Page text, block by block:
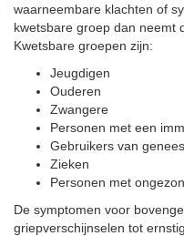
waarneembare klachten of
kwetsbare groep dan neemt
Kwetsbare groepen zijn:
Jeugdigen
Ouderen
Zwangere
Personen met een
Gebruikers van
Zieken
Personen met
De symptomen voor
griepverschijnselen tot